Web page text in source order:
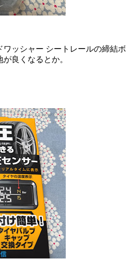
ワッシャー シートレールの締結ボ
良くなるとか。